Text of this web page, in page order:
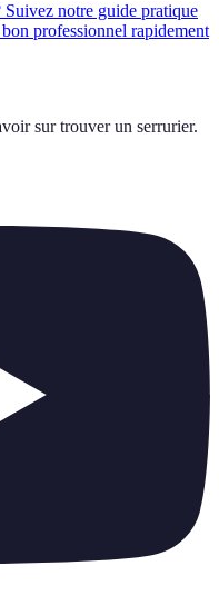
Suivez notre guide pratique
professionnel rapidement
sur trouver un serrurier.